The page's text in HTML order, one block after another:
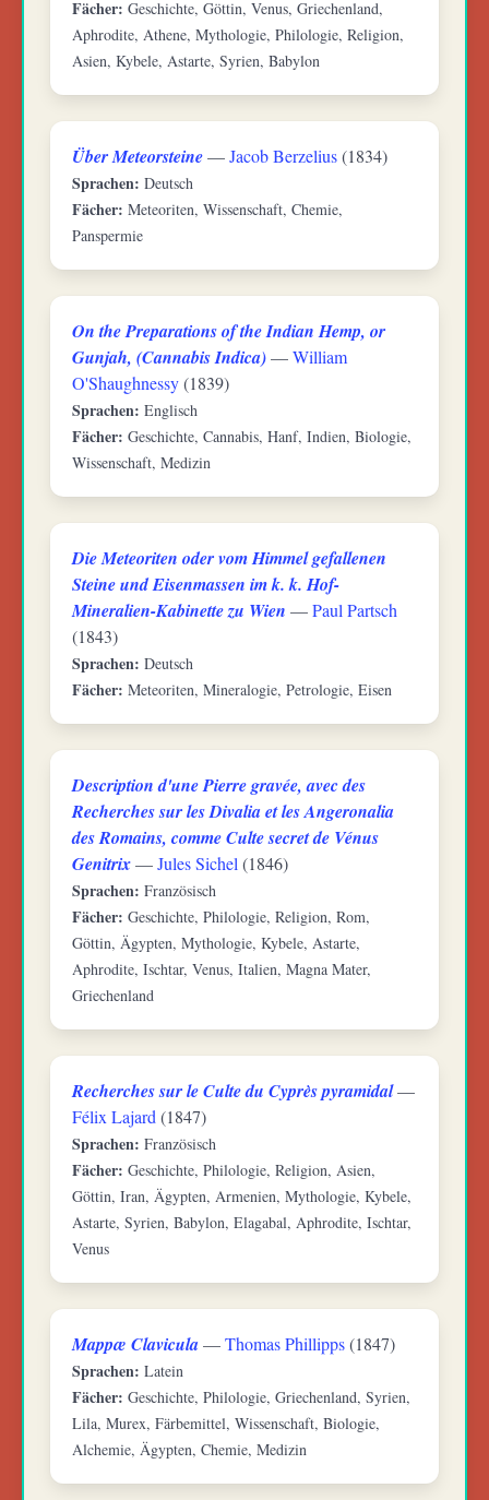
Fächer: Geschichte, Göttin, Venus, Griechenland,
Aphrodite, Athene, Mythologie, Philologie, Religion,
Asien, Kybele, Astarte, Syrien, Babylon
Über Meteorsteine—Jacob Berzelius(1834)
Sprachen: Deutsch
Fächer: Meteoriten, Wissenschaft, Chemie,
Panspermie
On the Preparations of the Indian Hemp, or
Gunjah, (Cannabis Indica)—William
O'Shaughnessy(1839)
Sprachen: Englisch
Fächer: Geschichte, Cannabis, Hanf, Indien, Biologie,
Wissenschaft, Medizin
Die Meteoriten oder vom Himmel gefallenen
Steine und Eisenmassen im k. k. Hof-
Mineralien-Kabinette zu Wien —Paul Partsch
(1843)
Sprachen: Deutsch
Fächer: Meteoriten, Mineralogie, Petrologie, Eisen
Description d'une Pierre gravée, avec des
Recherches sur les Divalia et les Angeronalia
des Romains, comme Culte secret de Vénus
Genitrix—Jules Sichel (1846)
Sprachen: Französisch
Fächer: Geschichte, Philologie, Religion, Rom,
Göttin, Ägypten, Mythologie, Kybele, Astarte,
Aphrodite, Ischtar, Venus, Italien, Magna Mater,
Griechenland
Recherches sur le Culte du Cyprès pyramidal—
Félix Lajard (1847)
Sprachen: Französisch
Fächer: Geschichte, Philologie, Religion, Asien,
Göttin, Iran, Ägypten, Armenien, Mythologie, Kybele,
Astarte, Syrien, Babylon, Elagabal, Aphrodite, Ischtar,
Venus
Mappæ Clavicula—Thomas Phillipps(1847)
Sprachen: Latein
Fächer: Geschichte, Philologie, Griechenland, Syrien,
Lila, Murex, Färbemittel, Wissenschaft, Biologie,
Alchemie, Ägypten, Chemie, Medizin